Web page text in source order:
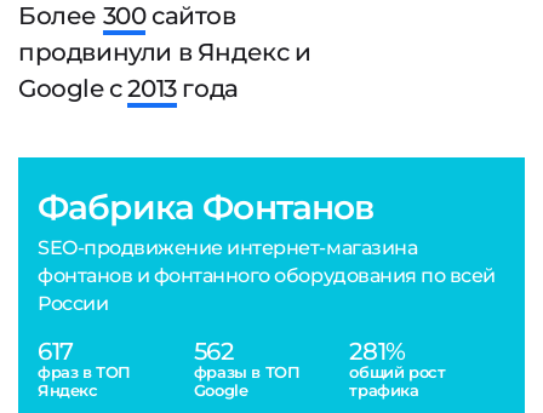
Более 300сайтов
продвинули в Яндекс и
Google с2013года
Фабрика Фонтанов
SEO-продвижение интернет-магазина
фонтанов и фонтанного оборудования по всей
России
617
фраз в ТОП
Яндекс
562
фразы в ТОП
Google
281%
общий рост
трафика